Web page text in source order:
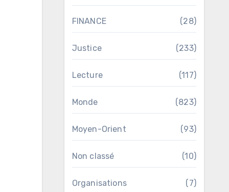
FINANCE (28)
Justice (233)
Lecture (117)
Monde (823)
Moyen-Orient (93)
Non classé (10)
Organisations (7)